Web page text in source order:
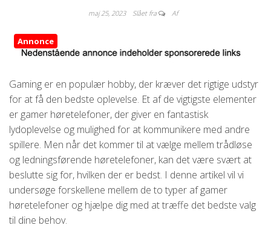
maj 25, 2023 Slået fra Af
Annonce
Gaming er en populær hobby, der kræver det rigtige udstyr
for at få den bedste oplevelse. Et af de vigtigste elementer
er gamer høretelefoner, der giver en fantastisk
lydoplevelse og mulighed for at kommunikere med andre
spillere. Men når det kommer til at vælge mellem trådløse
og ledningsførende høretelefoner, kan det være svært at
beslutte sig for, hvilken der er bedst. I denne artikel vil vi
undersøge forskellene mellem de to typer af gamer
høretelefoner og hjælpe dig med at træffe det bedste valg
til dine behov.